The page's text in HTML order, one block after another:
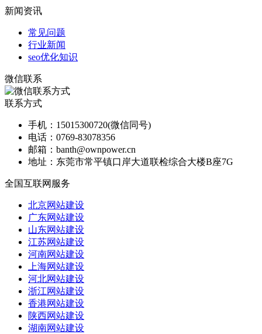
新闻资讯
常见问题
行业新闻
seo优化知识
微信联系
联系方式
手机： 15015300720(微信同号)
电话： 0769-83078356
邮箱： banth@ownpower.cn
地址： 东莞市常平镇口岸大道联检综合大楼B座7G
全国互联网服务
北京网站建设
广东网站建设
山东网站建设
江苏网站建设
河南网站建设
上海网站建设
河北网站建设
浙江网站建设
香港网站建设
陕西网站建设
湖南网站建设